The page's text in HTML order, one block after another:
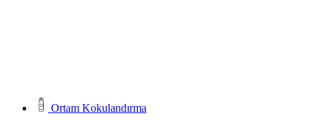
Ortam Kokulandırma